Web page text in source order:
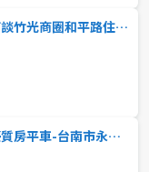
新竹房屋仲介 大面寬可談竹光商圈和平路住宅區大地坪三面採光
大台南房仲王 租觀雲優質房平車-台南市永康區中華二路